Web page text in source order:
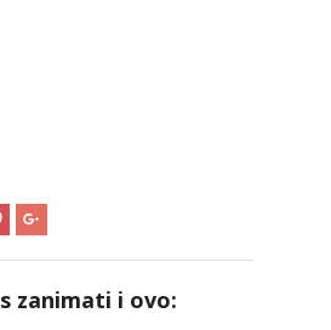
zanimati i ovo: